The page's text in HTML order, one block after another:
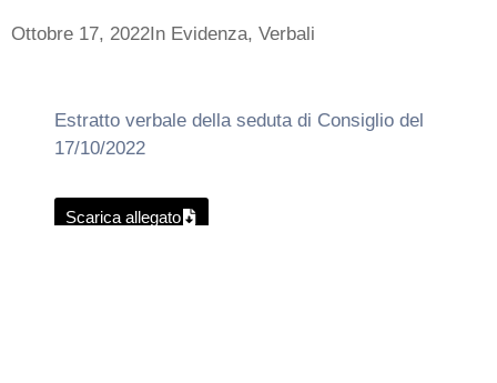
Ottobre 17, 2022In Evidenza, Verbali
Estratto verbale della seduta di Consiglio del
17/10/2022
Scarica allegato